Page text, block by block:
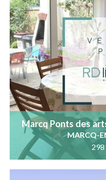
Marcq Ponts des
MARCQ-